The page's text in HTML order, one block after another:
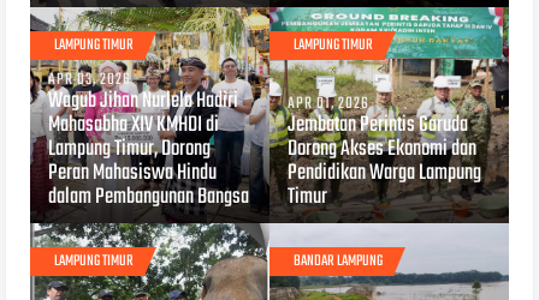
LAMPUNG TIMUR
APR 03, 2026
Wagub Jihan Nurlela Hadiri
Mahasabha XIV KMHDI di
Lampung Timur, Dorong
Peran Mahasiswa Hindu
dalam Pembangunan Bangsa
LAMPUNG TIMUR
APR 01, 2026
Jembatan Perintis Garuda
Dorong Akses Ekonomi dan
Pendidikan Warga Lampung
Timur
LAMPUNG TIMUR BANDAR LAMPUNG